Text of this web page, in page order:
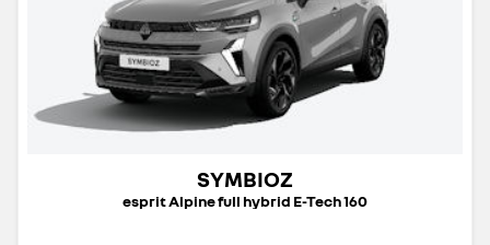
SYMBIOZ
esprit Alpine full hybrid E-Tech 160